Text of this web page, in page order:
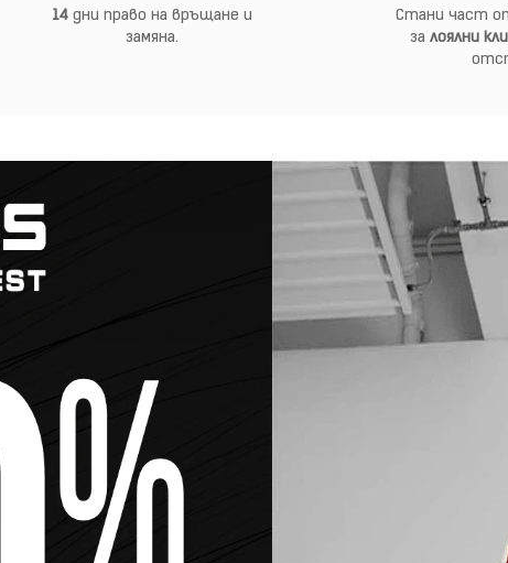
14дни право на връщане и
замяна.
Стани част
залоялни